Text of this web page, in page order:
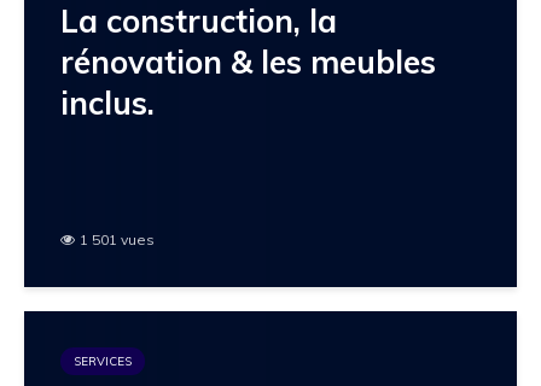
La construction, la
rénovation & les meubles
inclus.
1 501 vues
SERVICES